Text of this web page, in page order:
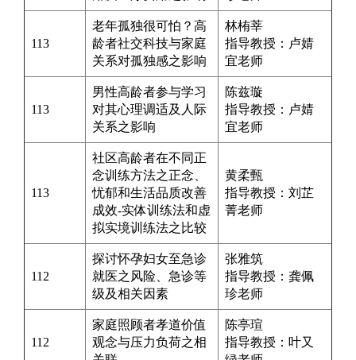
113
老年孤独很可怕？高
龄者社交科技与家庭
关系对孤独感之影响
林栯莘
指导教授： 卢婧
宜老师
113
男性高龄者参与学习
对其心理调适及人际
关系之影响
陈兹璇
指导教授： 卢婧
宜老师
113
社区高龄者在不同正
念训练方法之正念、
忧郁和生活品质改善
成效-实体训练法和虚
拟实境训练法之比较
黄柔甄
指导教授： 刘芷
菁老师
112
探讨怀孕妇女至急诊
就医之风险、急诊等
级及相关因素
张雅筑
指导教授： 龚佩
珍老师
112
家庭照顾者孝道价值
观念与压力负荷之相
陈亭瑄
指导教授： 叶又